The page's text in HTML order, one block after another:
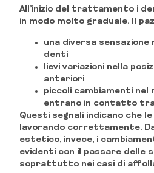
All’inizio del trattamento i
in modo molto graduale. Il
una diversa sensazione
denti
lievi variazioni nella
anteriori
piccoli cambiamenti nel
entrano in contatto
Questi segnali indicano che
lavorando correttamente.
estetico, invece, i
evidenti con il passare delle
soprattutto nei casi di